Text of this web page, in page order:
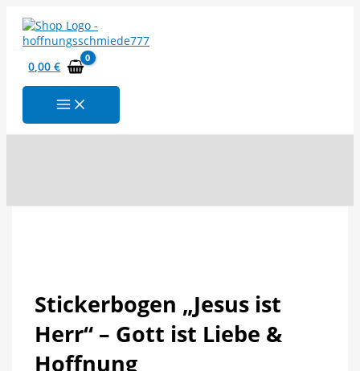
Inhalt
springen
0,00€
Stickerbogen „Jesus ist
Herr“ – Gott ist Liebe &
Hoffnung